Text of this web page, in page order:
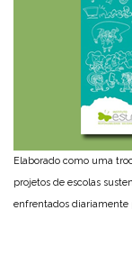
Elaborado como uma
projetos de escolas
enfrentados diariamente